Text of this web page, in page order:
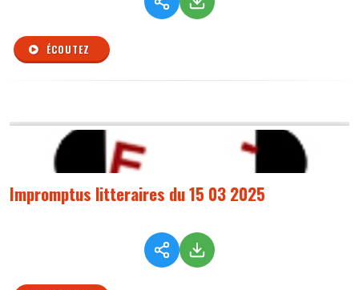
ÉCOUTEZ
Impromptus litteraires du 15 03 2025